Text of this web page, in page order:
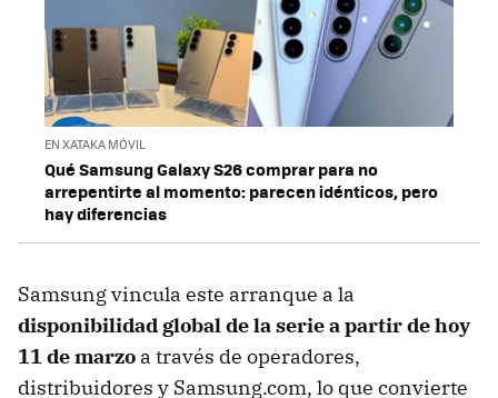
EN XATAKA MÓVIL
Qué Samsung Galaxy S26 comprar para no
arrepentirte al momento: parecen idénticos, pero
hay diferencias
Samsung vincula este arranque a la
disponibilidad global de la serie a partir de hoy
11 de marzo a través de operadores,
distribuidores y Samsung.com, lo que convierte